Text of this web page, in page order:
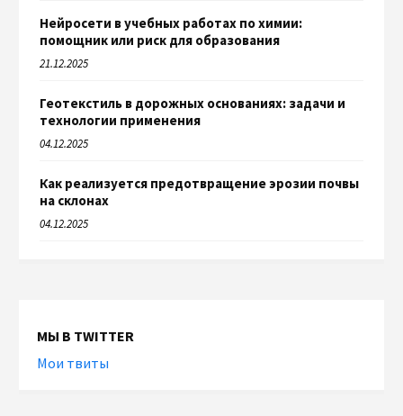
Нейросети в учебных работах по химии:
помощник или риск для образования
21.12.2025
Геотекстиль в дорожных основаниях: задачи и
технологии применения
04.12.2025
Как реализуется предотвращение эрозии почвы
на склонах
04.12.2025
МЫ В TWITTER
Мои твиты